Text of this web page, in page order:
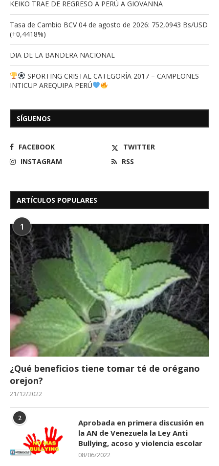
KEIKO TRAE DE REGRESO A PERÚ A GIOVANNA
Tasa de Cambio BCV 04 de agosto de 2026: 752,0943 Bs/USD
(+0,4418%)
DIA DE LA BANDERA NACIONAL
SPORTING CRISTAL CATEGORÍA 2017 – CAMPEONES
INTICUP AREQUIPA PERÚ
SÍGUENOS
FACEBOOK
TWITTER
INSTAGRAM
RSS
ARTÍCULOS POPULARES
1
¿Qué beneficios tiene tomar té de orégano
orejon?
21/12/2022
2
Aprobada en primera discusión en
la AN de Venezuela la Ley Anti
Bullying, acoso y violencia escolar
08/06/2022